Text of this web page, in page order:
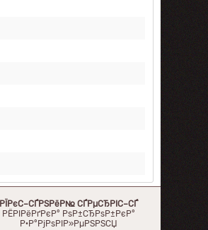
РЇРєС–СЃРЅРёР№ СЃРµСЂРІС–СЃ
РЁРІРёРґРєР° РѕР±СЂРѕР±РєР°
Р·Р°РјРѕРІР»РµРЅРЅСЏ